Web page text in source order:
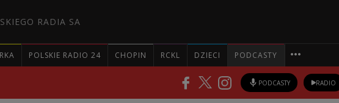
RADIA SA
POLSKIE RADIO 24 CHOPIN RCKL DZIECI PODCASTY
PODCASTY RADIO